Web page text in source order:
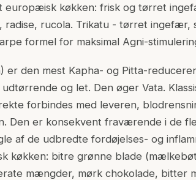
europæisk køkken: frisk og tørret
radise, rucola. Trikatu - tørret
formel for maksimal Agni-
er den mest Kapha- og Pitta-
og let. Den øger Vata.
forbindes med leveren,
Den er konsekvent fraværende i de
af de udbredte fordøjelses- og
køkken: bitre grønne blade
mængder, mørk chokolade, bitter